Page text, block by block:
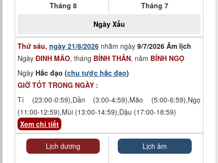
Tháng 8
Tháng 7
Ngày Xấu
Thứ sáu, ngày 21/8/2026 nhằm ngày 9/7/2026 Âm lịch
Ngày ĐINH MÃO, tháng BÍNH THÂN, năm BÍNH NGỌ
Ngày Hắc đạo (chu tước hắc đạo)
GIỜ TỐT TRONG NGÀY :
Tí (23:00-0:59),Dần (3:00-4:59),Mão (5:00-6:59),Ngọ
(11:00-12:59),Mùi (13:00-14:59),Dậu (17:00-18:59)
Xem chi tiết
Lịch dương Lịch âm